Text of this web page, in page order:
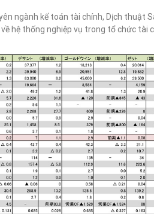
ngành kế toán tài chính, Dịch thuật
hệ thống nghiệp vụ trong tổ chức tài